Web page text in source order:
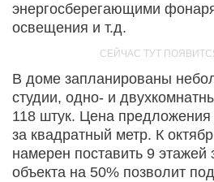
энергосберегающими
освещения и т.д.
В доме запланированы
студии, одно- и
118 штук. Цена
за квадратный метр. К
намерен поставить 9 этажей
объекта на 50% позволит